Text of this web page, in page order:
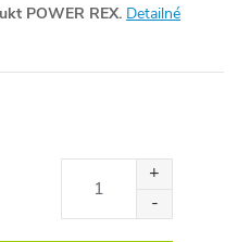
POWER REX. Detailné